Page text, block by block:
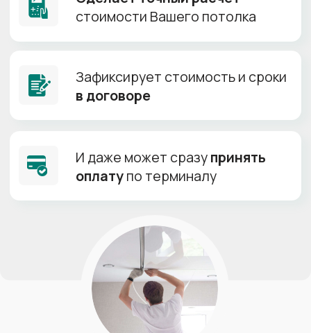
HALEAD
от 155 р/м²
Ширина полотна: до 5 м
Кипельно белое полотно
Тянется до 6м
+
до 5.8 м
10 лет
TEQTUM
до 6,72м
Гарантия